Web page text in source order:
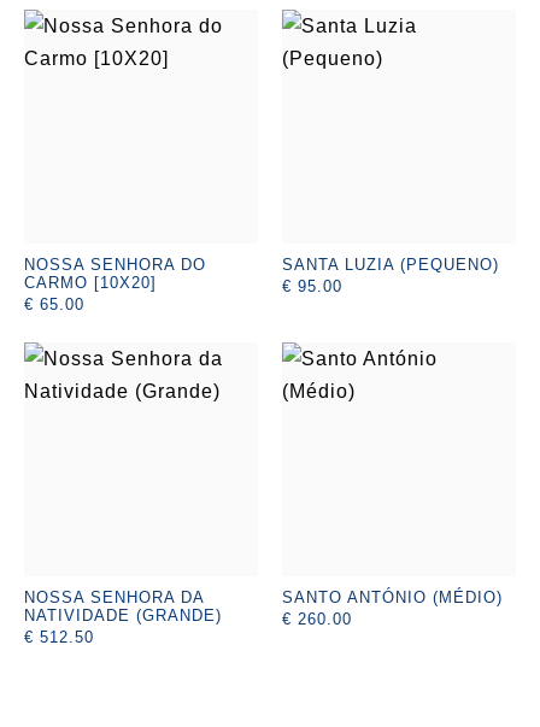
NOSSA SENHORA DO
CARMO [10X20]
€ 65.00
SANTA LUZIA (PEQUENO)
€ 95.00
NOSSA SENHORA DA
NATIVIDADE (GRANDE)
€ 512.50
SANTO ANTÓNIO (MÉDIO)
€ 260.00